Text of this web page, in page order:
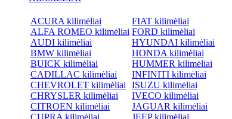
ACURA kilimėliai
ALFA ROMEO kilimėliai
AUDI kilimėliai
BMW kilimėliai
BUICK kilimėliai
CADILLAC kilimėliai
CHEVROLET kilimėliai
CHRYSLER kilimėliai
CITROEN kilimėliai
CUPRA kilimėliai
FIAT kilimėliai
FORD kilimėliai
HYUNDAI kilimėliai
HONDA kilimėliai
HUMMER kilimėliai
INFINITI kilimėliai
ISUZU kilimėliai
IVECO kilimėliai
JAGUAR kilimėliai
JEEP kilimėliai